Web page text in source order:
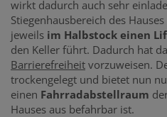
wirkt dadurch auch sehr
Stiegenhausbereich des
jeweils im Halbstock einen
den Keller führt. Dadurch hat
Barrierefreiheit vorzuweisen.
trockengelegt und bietet nun
einen Fahrradabstellraum
Hauses aus befahrbar ist.